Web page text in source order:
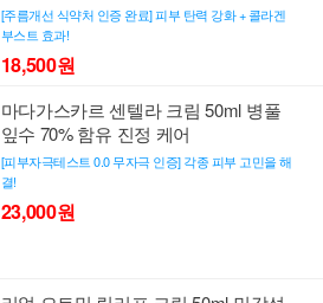
[주름개선 식약처 인증 완료] 피부 탄력 강화 + 콜라겐
부스트 효과!
18,500원
마다가스카르 센텔라 크림 50ml 병풀
잎수 70% 함유 진정 케어
[피부자극테스트 0.0 무자극 인증] 각종 피부 고민을 해
결!
23,000원